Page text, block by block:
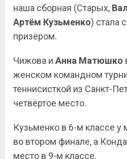
наша сборная (Старых,
Артём Кузьменко) стала
призёром.
Чижова и Анна Матюшко
женском командном
теннисисткой из Санкт-
четвёртое место.
Кузьменко в 6-м классе
во втором финале, а
место в 9-м классе.